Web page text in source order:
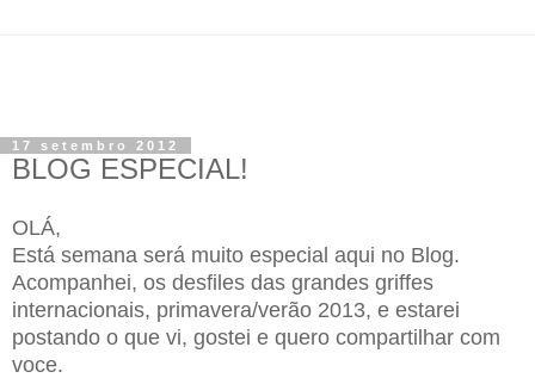
17 setembro 2012
BLOG ESPECIAL!
OLÁ,
Está semana será muito especial aqui no Blog.
Acompanhei, os desfiles das grandes griffes
internacionais, primavera/verão 2013, e estarei
postando o que vi, gostei e quero compartilhar com
voce.